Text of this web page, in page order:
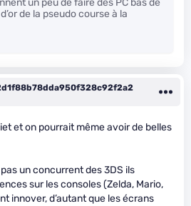
un peu de faire des PC bas de
de la pseudo course à la
et on pourrait même avoir de belles
un concurrent des 3DS ils
sur les consoles (Zelda, Mario,
innover, d’autant que les écrans